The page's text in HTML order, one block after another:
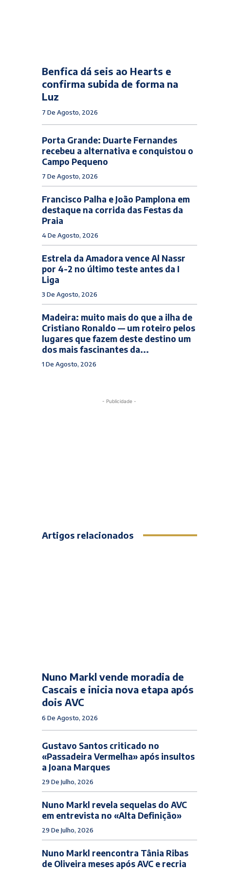
Benfica dá seis ao Hearts e
confirma subida de forma na
Luz
7 De Agosto, 2026
Porta Grande: Duarte Fernandes
recebeu a alternativa e conquistou o
Campo Pequeno
7 De Agosto, 2026
Francisco Palha e João Pamplona em
destaque na corrida das Festas da
Praia
4 De Agosto, 2026
Estrela da Amadora vence Al Nassr
por 4-2 no último teste antes da I
Liga
3 De Agosto, 2026
Madeira: muito mais do que a ilha de
Cristiano Ronaldo — um roteiro pelos
lugares que fazem deste destino um
dos mais fascinantes da...
1 De Agosto, 2026
- Publicidade -
Artigos relacionados
Nuno Markl vende moradia de
Cascais e inicia nova etapa após
dois AVC
6 De Agosto, 2026
Gustavo Santos criticado no
«Passadeira Vermelha» após insultos
a Joana Marques
29 De Julho, 2026
Nuno Markl revela sequelas do AVC
em entrevista no «Alta Definição»
29 De Julho, 2026
Nuno Markl reencontra Tânia Ribas
de Oliveira meses após AVC e recria